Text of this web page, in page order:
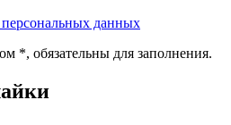
персональных данных
*, обязательны для заполнения.